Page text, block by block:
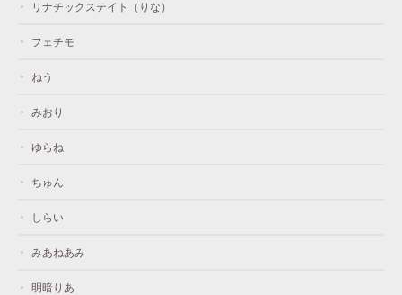
リナチックステイト（りな）
フェチモ
ねう
みおり
ゆらね
ちゅん
しらい
みあねあみ
明暗りあ